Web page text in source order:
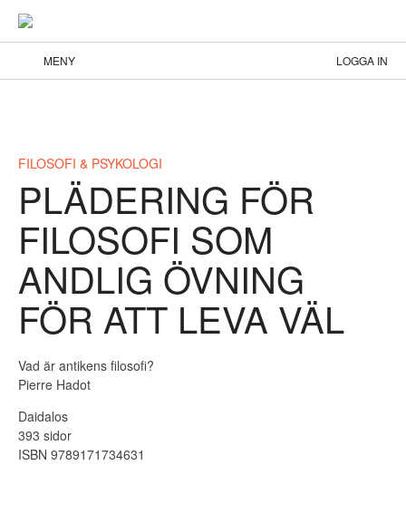
MENY LOGGA IN
FILOSOFI & PSYKOLOGI
PLÄDERING FÖR
FILOSOFI SOM
ANDLIG ÖVNING
FÖR ATT LEVA VÄL
Vad är antikens filosofi?
Pierre Hadot
Daidalos
393 sidor
ISBN 9789171734631